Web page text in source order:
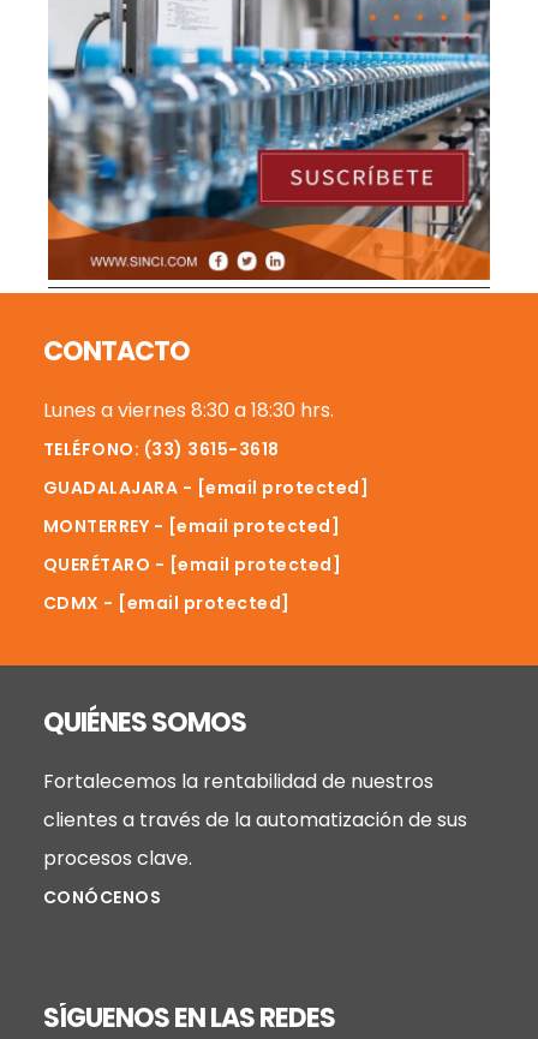
CONTACTO
Lunes a viernes 8:30 a 18:30 hrs.
TELÉFONO: (33) 3615-3618
GUADALAJARA - [email protected]
MONTERREY - [email protected]
QUERÉTARO - [email protected]
CDMX - [email protected]
QUIÉNES SOMOS
Fortalecemos la rentabilidad de nuestros
clientes a través de la automatización de sus
procesos clave.
CONÓCENOS
SÍGUENOS EN LAS REDES